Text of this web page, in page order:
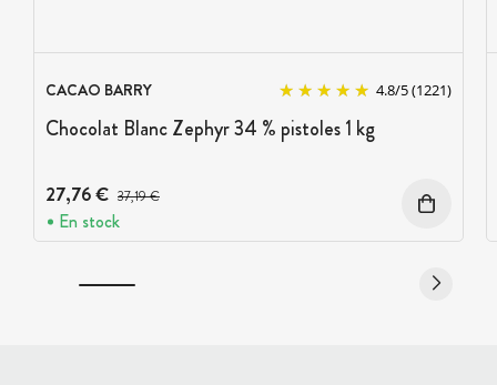
CACAO BARRY 4.8/5(1221)
Chocolat Blanc Zephyr 34 % pistoles 1 kg
27,76 € Prix avant réduction :
37,19 €
En stock